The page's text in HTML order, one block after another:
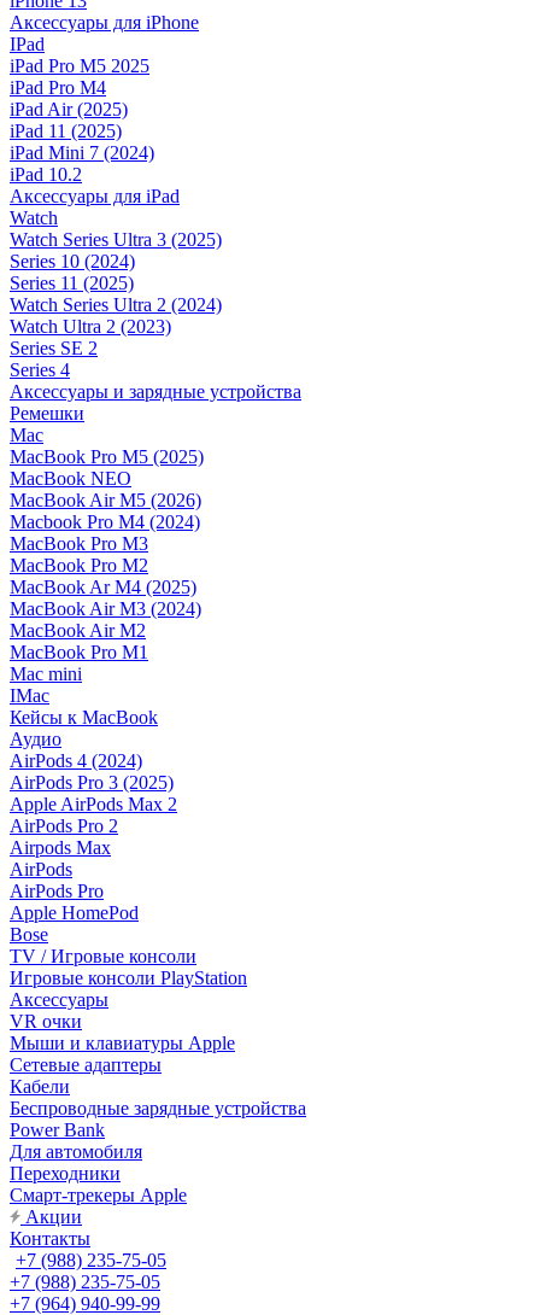
Аксессуары для iPhone
IPad
iPad Pro M5 2025
iPad Pro M4
iPad Air (2025)
iPad 11 (2025)
iPad Mini 7 (2024)
iPad 10.2
Аксессуары для iPad
Watch
Watch Series Ultra 3 (2025)
Series 10 (2024)
Series 11 (2025)
Watch Series Ultra 2 (2024)
Watch Ultra 2 (2023)
Series SE 2
Series 4
Аксессуары и зарядные устройства
Ремешки
Mac
MacBook Pro M5 (2025)
MacBook NEO
MacBook Air M5 (2026)
Macbook Pro M4 (2024)
MacBook Pro M3
MacBook Pro M2
MacBook Ar M4 (2025)
MacBook Air M3 (2024)
MacBook Air M2
MacBook Pro M1
Mac mini
IMac
Кейсы к MacBook
Аудио
AirPods 4 (2024)
AirPods Pro 3 (2025)
Apple AirPods Max 2
AirPods Pro 2
Airpods Max
AirPods
AirPods Pro
Apple HomePod
Bose
TV / Игровые консоли
Игровые консоли PlayStation
Аксессуары
VR очки
Мыши и клавиатуры Apple
Сетевые адаптеры
Кабели
Беспроводные зарядные устройства
Power Bank
Для автомобиля
Переходники
Смарт-трекеры Apple
Акции
Контакты
+7 (988) 235-75-05
+7 (988) 235-75-05
+7 (964) 940-99-99